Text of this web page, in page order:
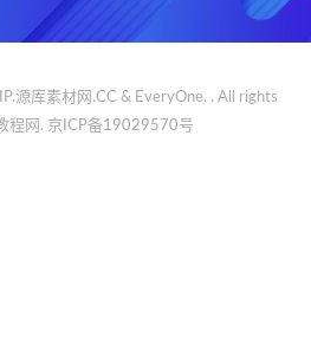
源库素材网.CC & EveryOne. . All rights
程网. 京ICP备19029570号